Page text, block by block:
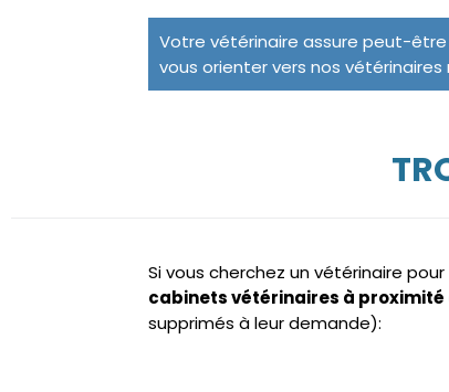
Votre vétérinaire assure peut-
vous orienter vers nos vétérinaires
Si vous cherchez un vétérinaire
cabinets vétérinaires à proximité
supprimés à leur demande):